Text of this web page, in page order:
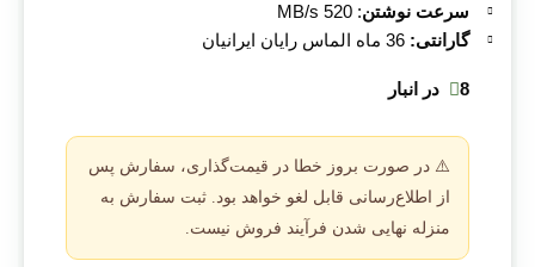
سرعت نوشتن: 520 MB/s
گارانتی:
8 در انبار
⚠️ در صورت بروز خطا در قیمت‌گذاری، سفارش پس
از اطلاع‌رسانی قابل لغو خواهد بود. ثبت سفارش به
منزله نهایی شدن فرآیند فروش نیست.